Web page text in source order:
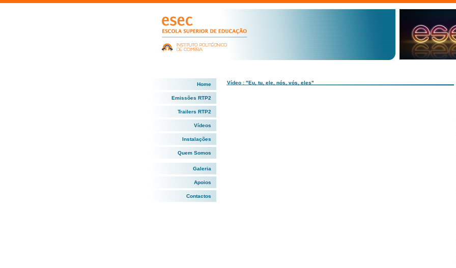
Home
Emissões RTP2
Trailers RTP2
Vídeos
Instalações
Quem Somos
Galeria
Apoios
Contactos
Vídeo : "Eu, tu, ele, nós, vós, eles"